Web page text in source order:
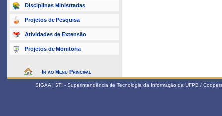
Disciplinas Ministradas
Projetos de Pesquisa
Atividades de Extensão
Projetos de Monitoria
Ir ao Menu Principal
SIGAA | STI - Superintendência de Tecnologia da Informação da UFPB /